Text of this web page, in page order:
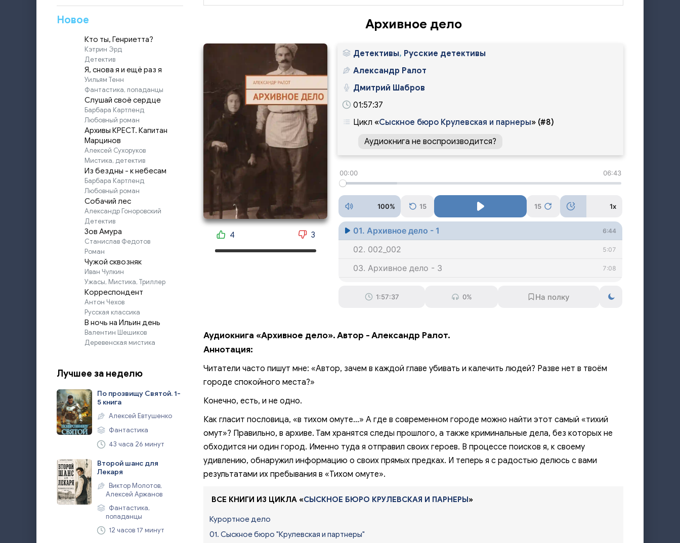
Новое
Кто ты, Генриетта?
Кэтрин Эрд
Детектив
Я, снова я и ещё раз я
Уильям Тенн
Фантастика, попаданцы
Слушай своё сердце
Барбара Картленд
Любовный роман
Архивы КРЕСТ. Капитан
Марцинов
Алексей Сухоруков
Мистика, детектив
Из бездны - к небесам
Барбара Картленд
Любовный роман
Собачий лес
Александр Гоноровский
Детектив
Зов Амура
Станислав Федотов
Роман
Чужой сквозняк
Иван Чулкин
Ужасы, Мистика, Триллер
Корреспондент
Антон Чехов
Русская классика
В ночь на Ильин день
Валентин Шешиков
Деревенская мистика
Лучшее за неделю
По прозвищу Святой. 1-
5 книга
Алексей Евтушенко
Фантастика
43 часа 26 минут
Второй шанс для
Лекаря
Виктор Молотов,
Алексей Аржанов
Фантастика,
попаданцы
12 часов 17 минут
Архивное дело
4 3
Детективы, Русские детективы
Александр Ралот
Дмитрий Шабров
01:57:37
Цикл «Сыскное бюро Крулевская и парнеры» (#8)
Аудиокнига не воспроизводится?
00:00 06:43
100% 15 15 1x
01. Архивное дело - 1 6:44
02. 002_002 5:07
03. Архивное дело - 3 7:08
07. Архивное дело - 7
011. Архивное дело - 11 6:01
012. Архивное дело - 12 4:21
013. Архивное дело - 13
014. Архивное дело - 14
017. Архивное дело - 17
1:57:37 0%
Аудиокнига «Архивное дело». Автор - Александр Ралот.
Аннотация:
Читатели часто пишут мне: «Автор, зачем в каждой главе убивать и калечить людей? Разве нет в твоём
городе спокойного места?»
Конечно, есть, и не одно.
Как гласит пословица, «в тихом омуте…» А где в современном городе можно найти этот самый «тихий
омут»? Правильно, в архиве. Там хранятся следы прошлого, а также криминальные дела, без которых не
обходится ни один город. Именно туда я отправил своих героев. В процессе поисков я, к своему
удивлению, обнаружил информацию о своих прямых предках. И теперь я с радостью делюсь с вами
результатами их пребывания в «Тихом омуте».
ВСЕ КНИГИ ИЗ ЦИКЛА «СЫСКНОЕ БЮРО КРУЛЕВСКАЯ И ПАРНЕРЫ»
Курортное дело
01. Сыскное бюро "Крулевская и партнеры"